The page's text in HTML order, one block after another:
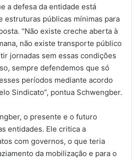
a defesa da entidade está
estruturas públicas mínimas para
“Não existe creche aberta à
não existe transporte público
jornadas sem essas condições
sempre defendemos que só
períodos mediante acordo
Sindicato”, pontua Schwengber.
o presente e o futuro
entidades. Ele critica a
com governos, o que teria
da mobilização e para o